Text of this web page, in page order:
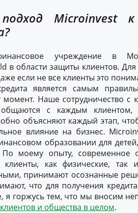
Microinvest к
учреждение в
области защиты клиентов. Для
если не все клиенты это
является самым
Наше сотрудничество с
с каждым клиентом,
объясняют каждый этап,
влияние на бизнес.
образовании для
моему опыту, современное
как физические, так
принимают осознанные
что для получения
я горжусь тем, что мы вносим
и общества в целом.